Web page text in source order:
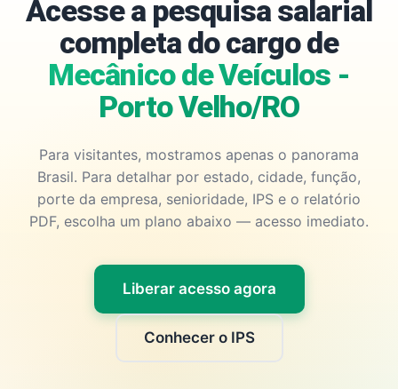
Acesse a pesquisa salarial
completa do cargo de
Mecânico de Veículos -
Porto Velho/RO
Para visitantes, mostramos apenas o panorama
Brasil. Para detalhar por estado, cidade, função,
porte da empresa, senioridade, IPS e o relatório
PDF, escolha um plano abaixo — acesso imediato.
Liberar acesso agora
Conhecer o IPS